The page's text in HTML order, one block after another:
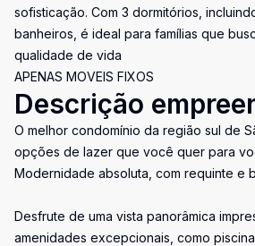
sofisticação. Com 3 dormitórios,
banheiros, é ideal para famílias que
qualidade de vida
APENAS MOVEIS FIXOS
Descrição
O melhor condomínio da região sul de
opções de lazer que você quer para
Modernidade absoluta, com requinte e
Desfrute de uma vista panorâmica
amenidades excepcionais, como